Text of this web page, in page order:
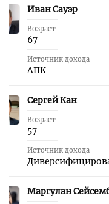
31 Иван Сауэр
Возраст
67
Источник дохода
АПК
32 Сергей Кан
Возраст
57
Источник дохода
33 Маргулан